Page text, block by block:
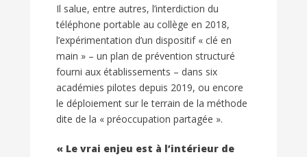
Il salue, entre autres, l’interdiction du
téléphone portable au collège en 2018,
l’expérimentation d’un dispositif « clé en
main » – un plan de prévention structuré
fourni aux établissements – dans six
académies pilotes depuis 2019, ou encore
le déploiement sur le terrain de la méthode
dite de la « préoccupation partagée ».
« Le vrai enjeu est à l’intérieur de